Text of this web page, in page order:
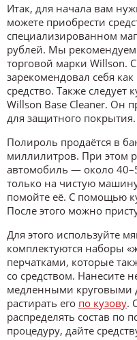
Итак, для начала вам
можете приобрести
специализированном
рублей. Мы
торговой марки Willson.
зарекомендовал себя
средство. Также следует
Willson Base Cleaner. Он
для защитного покрытия.
Полироль продаётся в
миллилитров. При этом
автомобиль — около
только на чистую
помойте её. С помощью
После этого можно
Для этого используйте
комплектуются наборы
перчатками, которые
со средством. Нанесите
медленными круговыми
растирать его по кузову.
распределять состав по
процедуру, дайте